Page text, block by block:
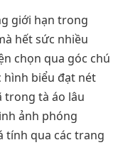
giới hạn trong
hết sức nhiều
chọn qua góc chú
hình biểu đạt nét
trong tà áo lâu
ảnh phóng
tính qua các trang